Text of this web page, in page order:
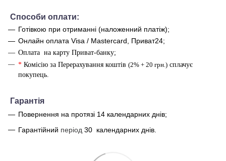
Способи оплати:
Готівкою при отриманні (наложенний платіж);
Онлайн оплата Visa / Mastercard, Приват24;
Оплата на карту Приват-банку;
* Комісію за Перерахування коштів (2% + 20 грн.) сплачує
покупець.
Гарантія
Повернення на протязі 14 календарних днів;
Гарантійний період 30 календарних днів.